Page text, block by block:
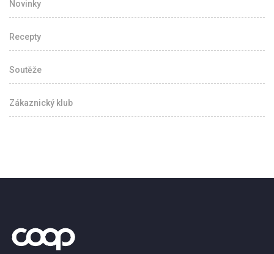
Novinky
Recepty
Soutěže
Zákaznický klub